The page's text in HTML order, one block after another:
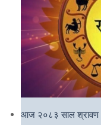
आज २०८३ साल श्रावण